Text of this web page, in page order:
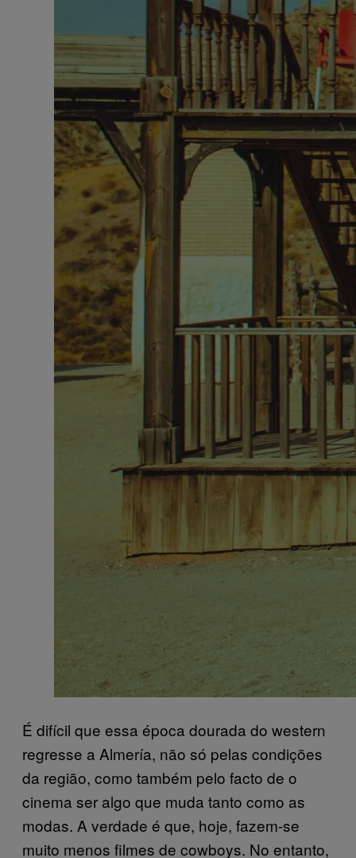
É difícil que essa época dourada do western
regresse a Almería, não só pelas condições
da região, como também pelo facto de o
cinema ser algo que muda tanto como as
modas. A verdade é que, hoje, fazem-se
muito menos filmes de cowboys. No entanto,